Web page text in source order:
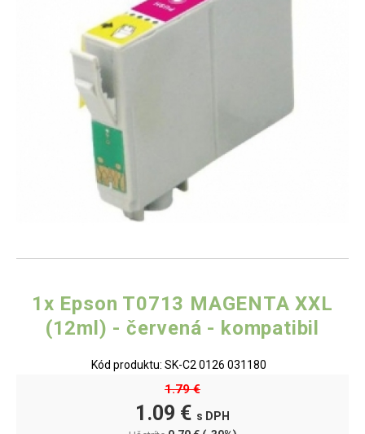
1x Epson T0713 MAGENTA XXL
(12ml) - červená - kompatibil
Kód produktu: SK-C2 0126 031180
1.79 €
1.09 € s DPH